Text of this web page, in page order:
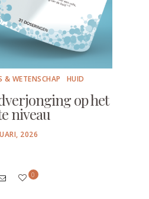
& WETENSCHAP HUID
op het
niveau
2026
0